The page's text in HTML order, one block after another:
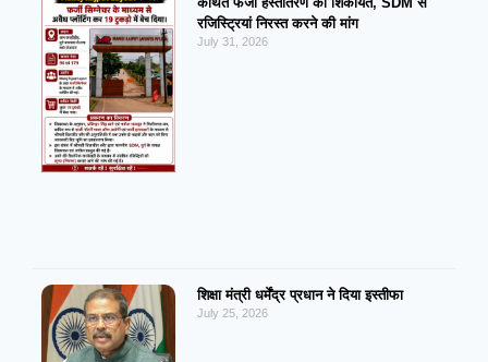
रजिस्ट्रियां निरस्त करने की मांग
July 31, 2026
शिक्षा मंत्री धर्मेंद्र प्रधान ने दिया इस्तीफा
July 25, 2026